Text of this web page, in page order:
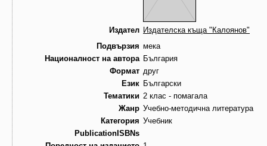
Издател Издателска къща "Калоянов"
Подвързия мека
Националност на автора България
Формат друг
Език Български
Тематики 2 клас - помагала
Жанр Учебно-методична литература
Категория Учебник
PublicationISBNs